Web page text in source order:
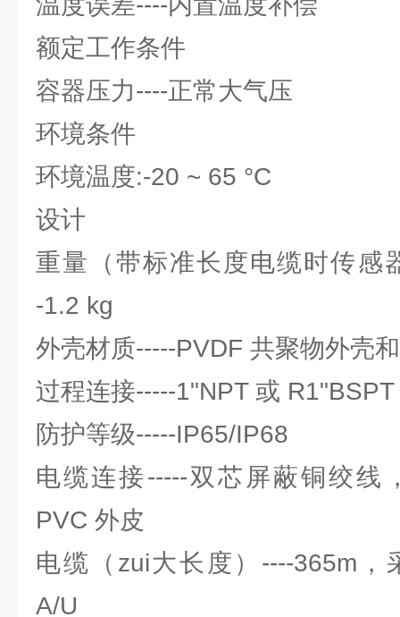
额定工作条件
容器压力----正常大气压
环境条件
环境温度:-20 ~ 65 °C
设计
重量（带标准长度电缆时传感
-1.2 kg
外壳材质-----PVDF 共聚物外壳
过程连接-----1"NPT 或 R1"BSPT
防护等级-----IP65/IP68
电缆连接-----双芯屏蔽铜绞线
PVC 外皮
电缆（zui大长度）----365m，
A/U